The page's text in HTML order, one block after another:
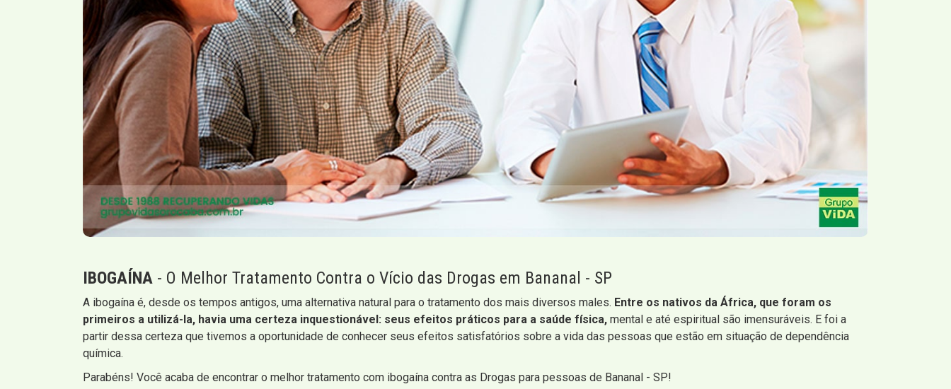
IBOGAÍNA - O Melhor Tratamento Contra o Vício das Drogas em Bananal - SP
A ibogaína é, desde os tempos antigos, uma alternativa natural para o tratamento dos mais diversos males. Entre os nativos da África, que foram os
primeiros a utilizá-la, havia uma certeza inquestionável: seus efeitos práticos para a saúde física, mental e até espiritual são imensuráveis. E foi a
partir dessa certeza que tivemos a oportunidade de conhecer seus efeitos satisfatórios sobre a vida das pessoas que estão em situação de dependência
química.
Parabéns! Você acaba de encontrar o melhor tratamento com ibogaína contra as Drogas para pessoas de Bananal - SP!